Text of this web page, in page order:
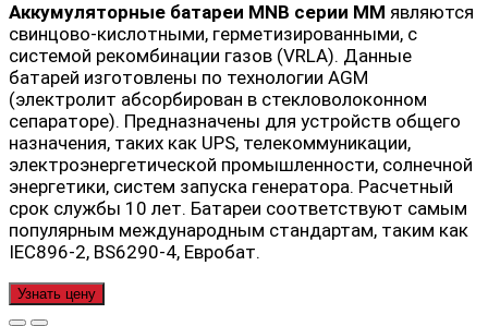
Аккумуляторные батареи MNB серии MM являются
свинцово-кислотными, герметизированными, с
системой рекомбинации газов (VRLA). Данные
батарей изготовлены по технологии AGM
(электролит абсорбирован в стекловолоконном
сепараторе). Предназначены для устройств общего
назначения, таких как UPS, телекоммуникации,
электроэнергетической промышленности, солнечной
энергетики, систем запуска генератора. Расчетный
срок службы 10 лет. Батареи соответствуют самым
популярным международным стандартам, таким как
IEC896-2, BS6290-4, Евробат.
Узнать цену